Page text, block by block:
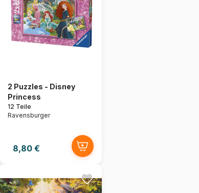
2 Puzzles - Disney
Princess
12 Teile
Ravensburger
8,80 €